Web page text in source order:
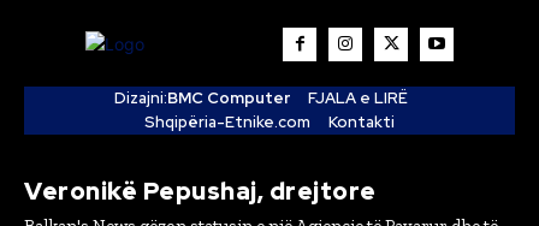
Dizajni:BMC Computer
FJALA e LIRË
Shqipëria-Etnike.com
Kontakti
Veronikë Pepushaj, drejtore